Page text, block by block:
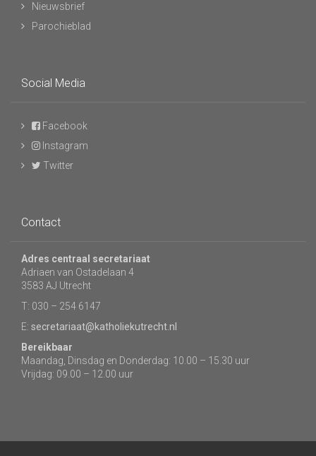
Nieuwsbrief
Parochieblad
Social Media
Facebook
Instagram
Twitter
Contact
Adres centraal secretariaat
Adriaen van Ostadelaan 4
3583 AJ Utrecht
T: 030 – 254 6147
E: secretariaat@katholiekutrecht.nl
Bereikbaar
Maandag, Dinsdag en Donderdag: 10.00 – 15.30 uur
Vrijdag: 09.00 – 12.00 uur